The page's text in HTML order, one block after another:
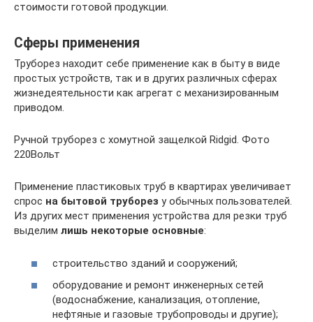
стоимости готовой продукции.
Сферы применения
Труборез находит себе применение как в быту в виде
простых устройств, так и в других различных сферах
жизнедеятельности как агрегат с механизированным
приводом.
Ручной труборез с хомутной защелкой Ridgid. Фото
220Вольт
Применение пластиковых труб в квартирах увеличивает
спрос на бытовой труборез у обычных пользователей.
Из других мест применения устройства для резки труб
выделим лишь некоторые основные:
строительство зданий и сооружений;
оборудование и ремонт инженерных сетей
(водоснабжение, канализация, отопление,
нефтяные и газовые трубопроводы и другие);